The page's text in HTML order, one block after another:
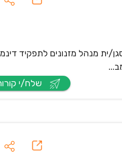
ית מנהל מזנונים לתפקיד